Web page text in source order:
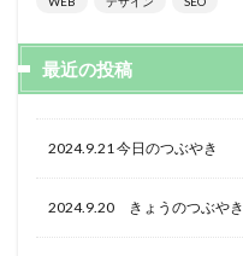
最近の投稿
2024.9.21 今日のつぶやき
2024.9.20 きょうのつぶやき